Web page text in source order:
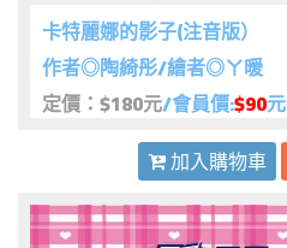
卡特麗娜的影子(注音版）
作者◎陶綺彤/繪者◎ㄚ暖
定價：$180元/會員價:$90元
加入購物車